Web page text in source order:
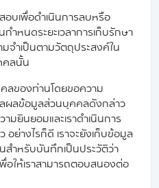
อบเพื่อดำเนินการลบหรือ
หนดระยะเวลาการเก็บรักษา
จำเป็นตามวัตถุประสงค์ใน
คลนั้น
ลของท่านโดยขอความ
ลผลข้อมูลส่วนบุคคลดังกล่าว
มยินยอมและเราดำเนินการ
ย่างไรก็ดี เราจะยังเก็บข้อมูล
สำหรับบันทึกเป็นประวัติว่า
อให้เราสามารถตอบสนองต่อ